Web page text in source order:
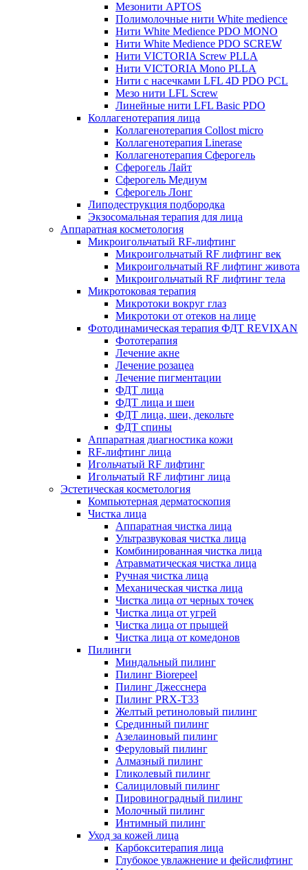
Мезонити APTOS
Полимолочные нити White medience
Нити White Medience PDO MONO
Нити White Medience PDO SCREW
Нити VICTORIA Screw PLLA
Нити VICTORIA Mono PLLA
Нити с насечками LFL 4D PDO PCL
Мезо нити LFL Screw
Линейные нити LFL Basic PDO
Коллагенотерапия лица
Коллагенотерапия Collost micro
Коллагенотерапия Linerase
Коллагенотерапия Сферогель
Сферогель Лайт
Сферогель Медиум
Сферогель Лонг
Липодеструкция подбородка
Экзосомальная терапия для лица
Аппаратная косметология
Микроигольчатый RF-лифтинг
Микроигольчатый RF лифтинг век
Микроигольчатый RF лифтинг живота
Микроигольчатый RF лифтинг тела
Микротоковая терапия
Микротоки вокруг глаз
Микротоки от отеков на лице
Фотодинамическая терапия ФДТ REVIXAN
Фототерапия
Лечение акне
Лечение розацеа
Лечение пигментации
ФДТ лица
ФДТ лица и шеи
ФДТ лица, шеи, декольте
ФДТ спины
Аппаратная диагностика кожи
RF-лифтинг лица
Игольчатый RF лифтинг
Игольчатый RF лифтинг лица
Эстетическая косметология
Компьютерная дерматоскопия
Чистка лица
Аппаратная чистка лица
Ультразвуковая чистка лица
Комбинированная чистка лица
Атравматическая чистка лица
Ручная чистка лица
Механическая чистка лица
Чистка лица от черных точек
Чистка лица от угрей
Чистка лица от прыщей
Чистка лица от комедонов
Пилинги
Миндальный пилинг
Пилинг Biorepeel
Пилинг Джесснера
Пилинг PRX-T33
Желтый ретиноловый пилинг
Срединный пилинг
Азелаиновый пилинг
Феруловый пилинг
Алмазный пилинг
Гликолевый пилинг
Салициловый пилинг
Пировиноградный пилинг
Молочный пилинг
Интимный пилинг
Уход за кожей лица
Карбокситерапия лица
Глубокое увлажнение и фейслифтинг